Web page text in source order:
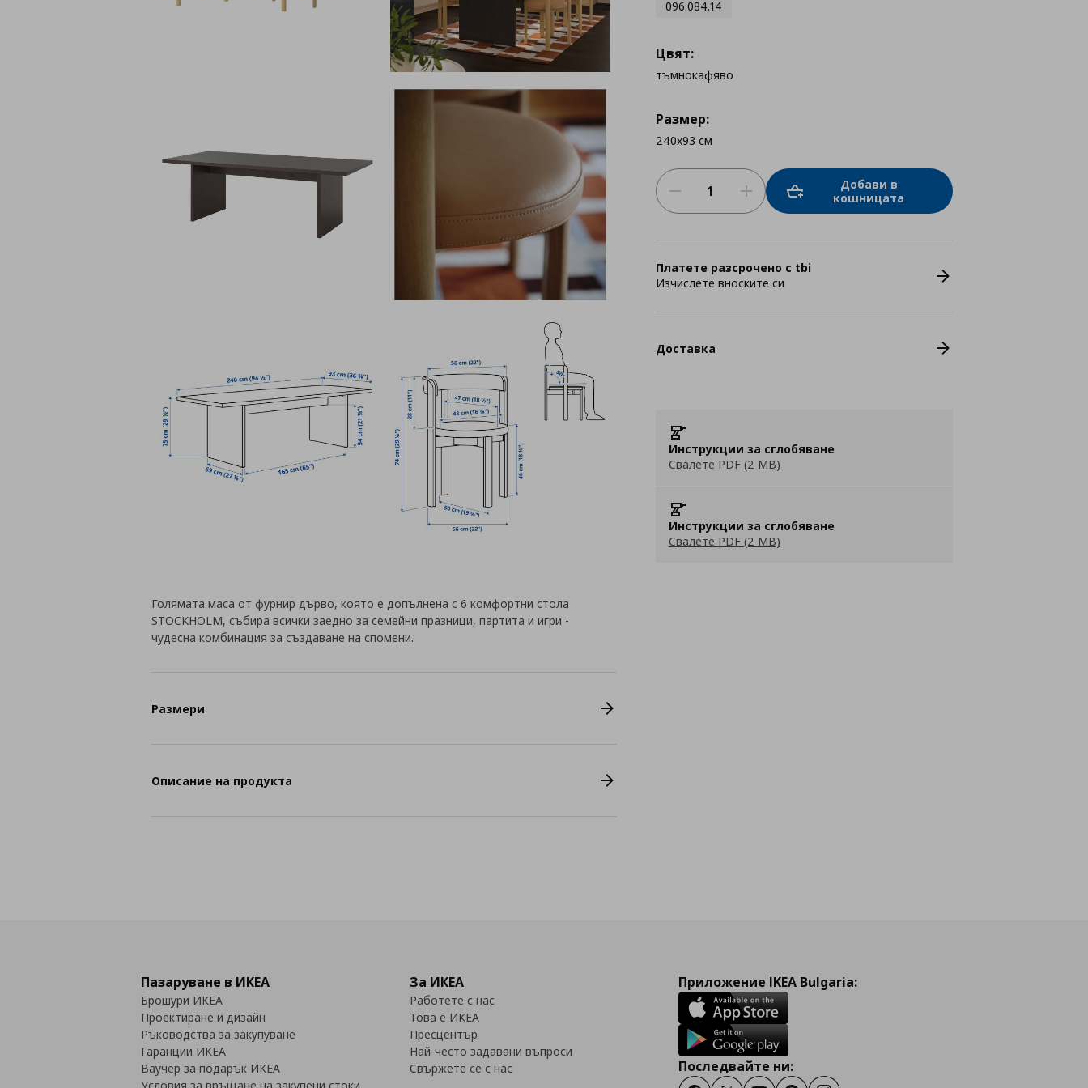
096.084.14
Цвят:
тъмнокафяво
Размер:
240x93 см
Добави в
кошницата
Платете разсрочено с tbi
Изчислете вноските си
Доставка
Инструкции за сглобяване
Свалете PDF (2 MB)
Инструкции за сглобяване
Свалете PDF (2 MB)
Голямата маса от фурнир дърво, която е допълнена с 6 комфортни стола
STOCKHOLM, събира всички заедно за семейни празници, партита и игри -
чудесна комбинация за създаване на спомени.
Размери
Описание на продукта
Пазаруване в ИКЕА
Брошури ИКЕА
Проектиране и дизайн
Ръководства за закупуване
Гаранции ИКЕА
Ваучер за подарък ИКЕА
За ИКЕА
Работете с нас
Това е ИКЕА
Пресцентър
Най-често задавани въпроси
Свържете се с нас
Приложение IKEA Bulgaria:
Последвайте ни: